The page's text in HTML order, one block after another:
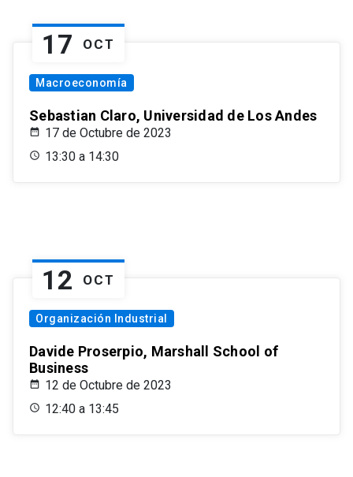
17 OCT
Macroeconomía
Sebastian Claro, Universidad de Los Andes
17 de Octubre de 2023
13:30 a 14:30
12 OCT
Organización Industrial
Davide Proserpio, Marshall School of
Business
12 de Octubre de 2023
12:40 a 13:45